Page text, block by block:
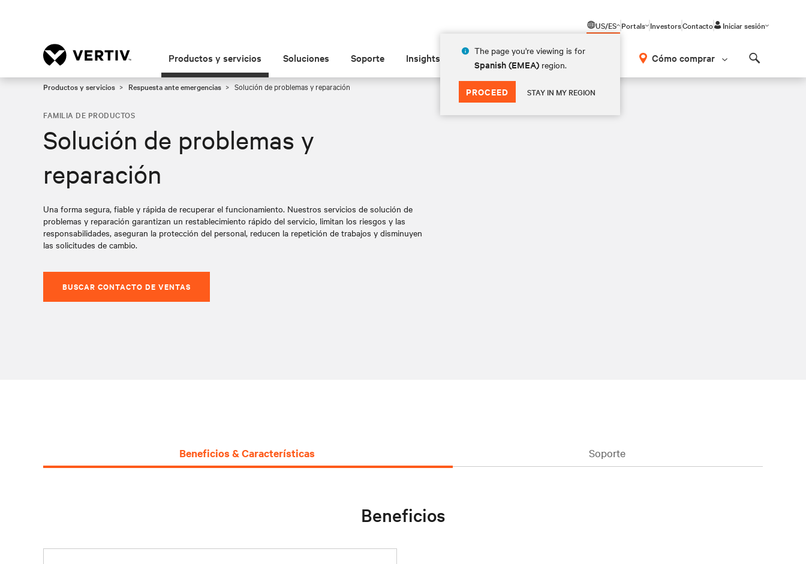
US/ES
The page you're viewing is for
Spanish (EMEA) region.
PROCEED STAY IN MY REGION
Portals InvestorsContacto Iniciar sesión
Productos y servicios Soluciones Soporte Insights Acerca de las Cómo comprar
Productos y servicios Respuesta ante emergencias Solución de problemas y reparación
FAMILIA DE PRODUCTOS
Solución de problemas y
reparación
Una forma segura, fiable y rápida de recuperar el funcionamiento. Nuestros servicios de solución de
problemas y reparación garantizan un restablecimiento rápido del servicio, limitan los riesgos y las
responsabilidades, aseguran la protección del personal, reducen la repetición de trabajos y disminuyen
las solicitudes de cambio.
BUSCAR CONTACTO DE VENTAS
Beneficios & Características Soporte
Beneficios